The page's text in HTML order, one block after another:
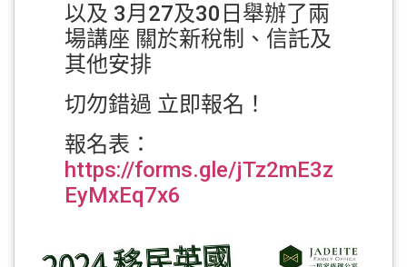
以及 3月27及30日舉辦了兩
場講座 關於新稅制、信託及
其他安排
切勿錯過 立即報名！
報名表：
https://forms.gle/jTz2mE3z
EyMxEq7x6